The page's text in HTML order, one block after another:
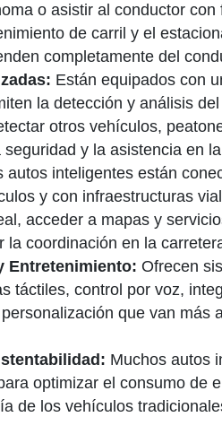
o asistir al conductor
de carril y el
completamente del
Están equipados con
la detección y análisis
otros vehículos,
y la asistencia en
autos inteligentes están
y con infraestructuras
acceder a mapas y
la coordinación en la
Entretenimiento: Ofrecen
táctiles, control por voz,
que van más
Muchos autos
optimizar el consumo de
de los vehículos